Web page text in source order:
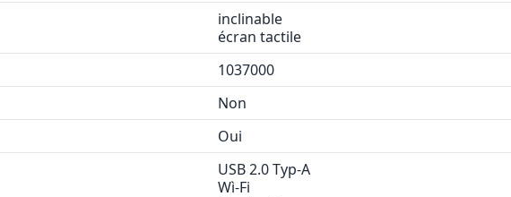
inclinable
écran tactile
1037000
Non
Oui
USB 2.0 Typ-A
Wì-Fi